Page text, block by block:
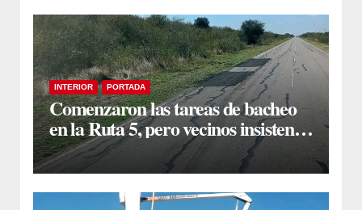
INTERIOR PORTADA
Comenzaron las tareas de bacheo
en la Ruta 5, pero vecinos insisten
en un reclamo integral